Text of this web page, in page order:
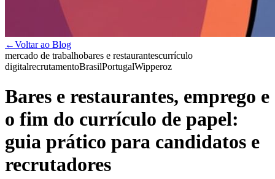
←Voltar ao Blog
mercado de trabalhobares e restaurantescurrículo
digitalrecrutamentoBrasilPortugalWipperoz
Bares e restaurantes, emprego e
o fim do currículo de papel:
guia prático para candidatos e
recrutadores